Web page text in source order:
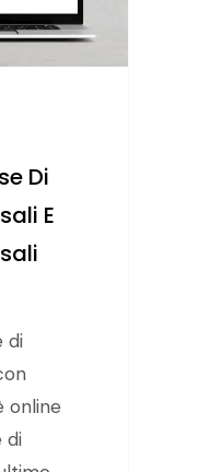
Di
E
di
online
di